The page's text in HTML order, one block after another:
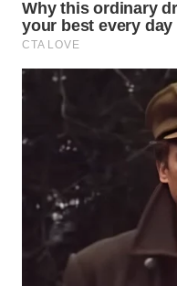
WN
SURABAYA
WN
NATUNA
WN
WN
MANDALIKA